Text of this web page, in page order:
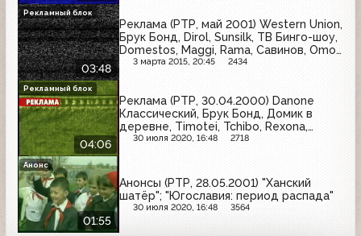
03:48
Реклама (РТР, май 2001) Western Union,
Брук Бонд, Dirol, Sunsilk, ТВ Бинго-шоу,
Domestos, Maggi, Rama, Савинов, Omo,
Jacobs, Knorr
3 марта 2015, 20:45 2434
Рекламный блок
04:06
Реклама (РТР, 30.04.2000) Danone
Классический, Брук Бонд, Домик в
деревне, Timotei, Tchibo, Rexona,
Aquafresh, Jacobs, Делми, концерты
30 июля 2020, 16:48 2718
Рекламный блок
01:55
Анонсы (РТР, 28.05.2001) "Ханский
шатёр"; "Югославия: период распада"
30 июля 2020, 16:48 3564
Анонс